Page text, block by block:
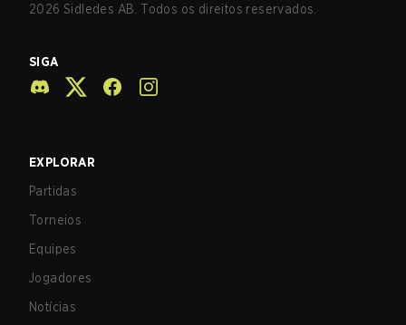
2026 Sidledes AB. Todos os direitos reservados.
SIGA
EXPLORAR
Partidas
Torneios
Equipes
Jogadores
Notícias